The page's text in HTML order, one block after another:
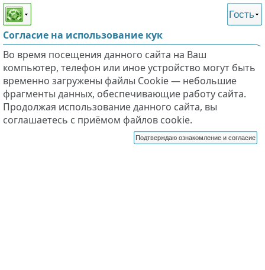
Этот сайт поддерживает
слабовидящих
Гость
Согласие на использование кук
Во время посещения данного сайта на Ваш
компьютер, телефон или иное устройство могут быть
временно загружены файлы Cookie — небольшие
фрагменты данных, обеспечивающие работу сайта.
Продолжая использование данного сайта, вы
соглашаетесь с приёмом файлов cookie.
Подтверждаю ознакомление и согласие